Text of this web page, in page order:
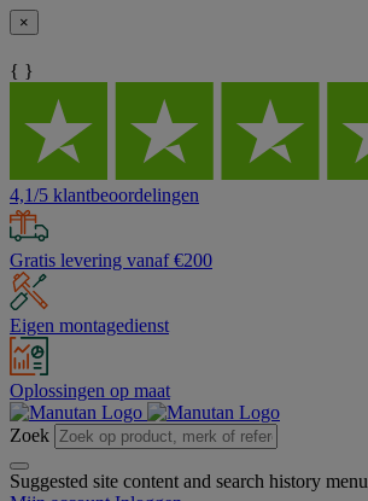
×
{ }
4,1/5 klantbeoordelingen
Gratis levering vanaf €200
Eigen montagedienst
Oplossingen op maat
Zoek
Suggested site content and search history menu